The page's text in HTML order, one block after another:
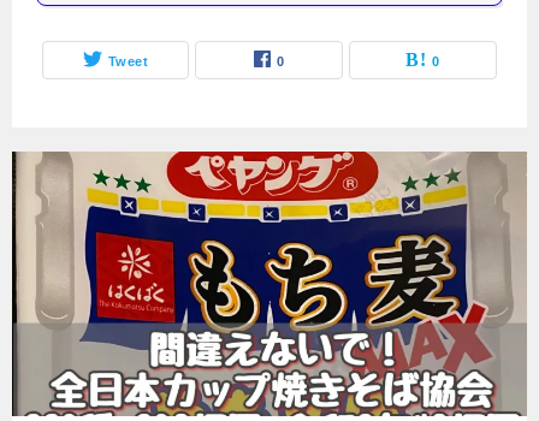
Tweet 0 0